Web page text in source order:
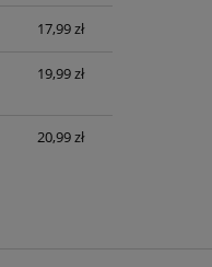
17,99 zł
19,99 zł
20,99 zł